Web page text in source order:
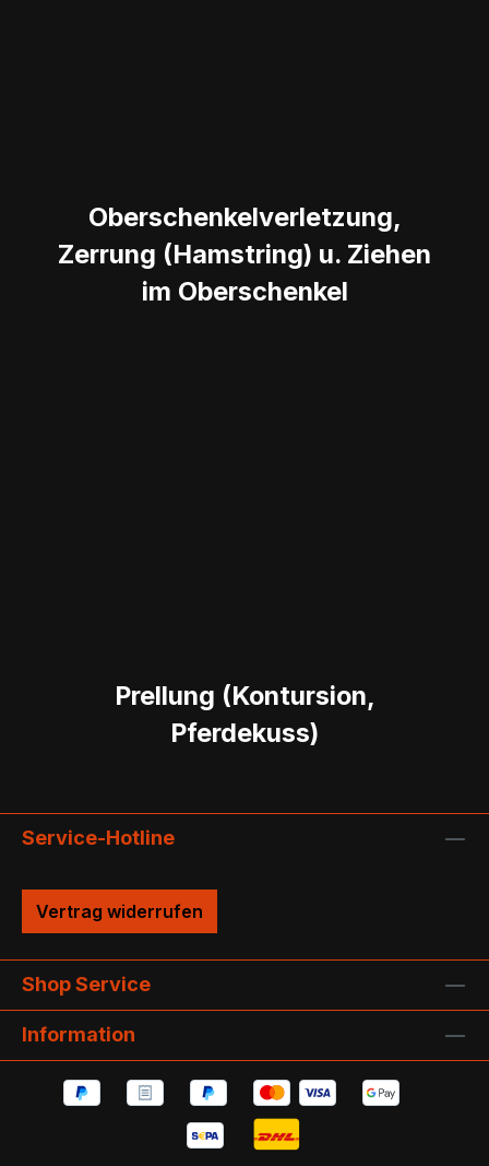
Oberschenkelverletzung,
Zerrung (Hamstring) u. Ziehen
im Oberschenkel
Prellung (Kontursion,
Pferdekuss)
Service-Hotline
Vertrag widerrufen
Shop Service
Information